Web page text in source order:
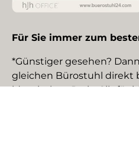
Für Sie immer zum
*Günstiger gesehen?
gleichen Bürostuhl direkt
identischen Preis. Gilt für